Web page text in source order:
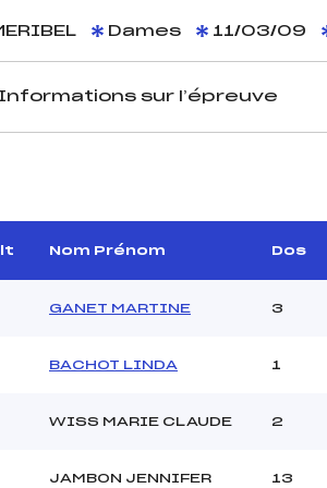
Dames 11/03/09
sur l’épreuve
:
:
1
de départ :
A :
Nom Prénom Dos
GANET MARTINE 3
BACHOT LINDA 1
WISS MARIE CLAUDE 2
JAMBON JENNIFER 13